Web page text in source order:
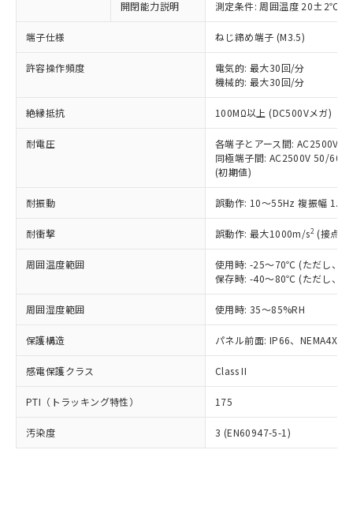
開閉能力説明 測定条件: 周囲温度 20±2℃、
端子仕様 ねじ締め端子 (M3.5)
許容操作頻度
電気的: 最大30回/分
機械的: 最大30回/分
絶縁抵抗 100MΩ以上 (DC500Vメガ)
耐電圧
各端子とアース間: AC2500V
同極端子間: AC2500V 50/
(初期値)
耐振動 誤動作: 10～55Hz 複振幅
耐衝撃 誤動作: 最大1000m/s2 (接点
周囲温度範囲
使用時: -25～70℃ (ただし、氷
保存時: -40～80℃ (ただし、氷
周囲湿度範囲 使用時: 35～85%RH
保護構造 パネル前面: IP66、NEMA4X,
感電保護クラス Class II
PTI（トラッキング特性） 175
汚染度 3 (EN60947-5-1)
以下の条件をお読みいただき、同意のうえ
ご利用ください。
本サービスは、当社制御機器事業取扱
商品の当社在庫状況および標準価格
(税抜)を提供させていただくもので
当社制御機器事業取扱商品の中には、
本サービスの対象外となる商品もある
ことをご了承ください。
在庫状況および標準価格照会結果は、
記載している更新日時点での社内デー
タに基づき作成されるものであり、閲
覧された時点での実際の在庫および標
準価格とは異なる場合があることをご
正式な納期状況および標準価格はお客
様のお取引先、またはお客様担当のオ
ムロン制御機器販売店・当社販売員に
オムロン制御機器販売店や当社販売拠
点は「
販売ネットワーク
」をご確認
在庫状況および標準価格結果を当社の
事前の承諾なく第三者に漏洩または開
示しないようお願いします。
マイパーツ機能（部品リスト作成サー
対応予定なし：EU RoHS指令（10物質）の
非含有に非対応の商品で、対応品を出す予
定はありません。
非含有の対応状況を調査中または確認中の
非該当品：ライセンス料など無形物で、有
害物質有無と関係のない商品です。
仕入先様の事情により、非含有部品として
いたものが、含有品と判明した場合などや
むを得ず変更することがあります。
鉛(Pb) 1000ppm以下、 水銀(Hg) 1000ppm以下、 カド
(PBDE) 1000ppm以下、フタル酸ビス(2-エチルヘキシ
ル) (DEHP)(別名：DOP) 1000ppm以下、フタル酸ブチ
ルベンジル（BBP） 1000ppm以下、フタル酸ジブチル
（DBP） 1000ppm以下、フタル酸ジイソブチル
(DIBP) 1000ppm以下
但し、RoHS指令で産業用監視および制御機器に対する
適用除外項目は除く。
※2 対応予定月
部品在庫の切り替え状況などにより、予定
※1 中国RoHS○×表
「○」：最大均質材料含有率が中国RoHSの
基準値以下であることを示します。
「×」：最大均質材料含有率が中国RoHSの
基準値を超えていることを示します。
「－」：未確認です。当社販売部門へお問
*中国RoHS10物質の基準値 (GB/T26572)：
Pb(鉛) :1000ppm、 Hg(水銀) : 1000ppm、 Cd(カドミウ
Cr(Ⅵ)(六価クロム) : 1000ppm、 PBBs(ポリ臭化ビフェ
ニル類) : 1000ppm、 PBDEs(ポリ臭化ジフェニルエーテ
DBP(フタル酸ジブチル) : 1000ppm、 DIBP(フタル酸ジ
イソブチル) : 1000ppm、 BBP(フタル酸ブチルベンジ
ル) : 1000ppm、
DEHP(フタル酸ビス(2-エチルヘキシル)) : 1000ppm
※2 環境保護使用期限
「ｅ」：有害物質（10物質）のすべてが基
「10」：通常の使用状況下において有害物
当社は、これら貴社製品のうち、外国
為替および外国貿易法に定める商品
（以下｢規制貨物等」という）を輸出
または国外への提供する場合は、日本
国政府の輸出許可(または役務取引許
当社は規制貨物を破棄する場合は、完
全に破砕するなど、違法に輸出されな
いよう必要な手段を講じます。
当社は貴社製品を、核兵器、ミサイ
ル、化学兵器、生物兵器またはその他
武器並びにこれらの製造装置等に一切
使用いたしません。
当社は、貴社製品を第三者に販売する
場合は、上記1、2および3の内容を当
該第三者に通知します。また当社は、
販売先および販売に係わる関係者が違
○ 一定数以上の在庫あり
△ 一定数には満たないが在庫あり
在庫なし(最新の在庫状況につ
たはお客様担当のオムロン制御
機器販売店・当社販売員にご確
空
受注生産機種、また在庫状況の